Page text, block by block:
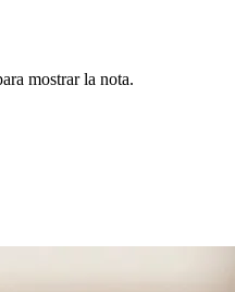
mostrar la nota.